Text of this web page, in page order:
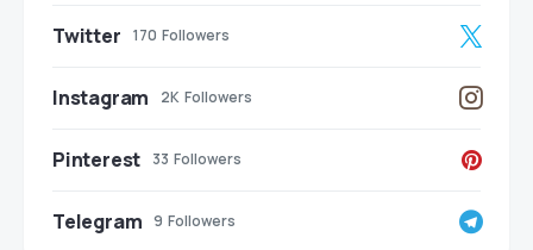
Twitter 170 Followers
Instagram 2K Followers
Pinterest 33 Followers
Telegram 9 Followers